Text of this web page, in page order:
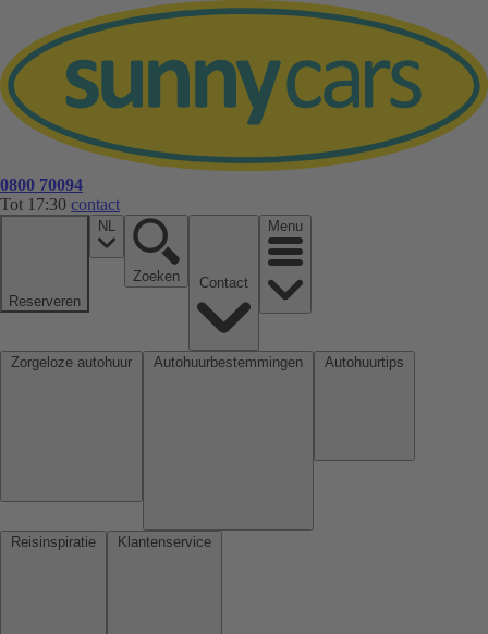
0800 70094
Tot 17:30 contact
Reserveren
NL
Zoeken
Menu